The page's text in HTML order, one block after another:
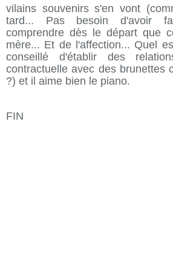
vilains souvenirs s'en vont
tard... Pas besoin d'avoir
comprendre dès le départ que
mère... Et de l'affection... Quel
conseillé d'établir des
contractuelle avec des brunettes
?) et il aime bien le piano.
FIN